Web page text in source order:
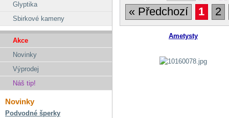
Glyptika
Sbirkové kameny
Akce
Novinky
Výprodej
Náš tip!
Novinky
Podvodné šperky
« Předchozí 1 2
Ametysty